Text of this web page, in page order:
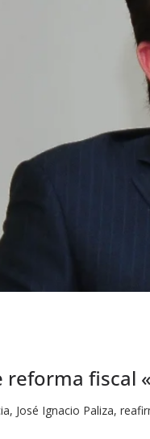
reforma
José Ignacio Paliza,